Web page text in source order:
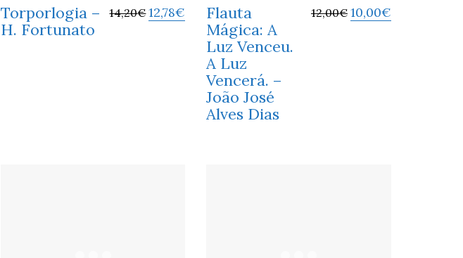
Torporlogia –
H. Fortunato
14,20€ 12,78€
Flauta
Mágica: A
Luz Venceu.
A Luz
Vencerá. –
João José
Alves Dias
12,00€ 10,00€